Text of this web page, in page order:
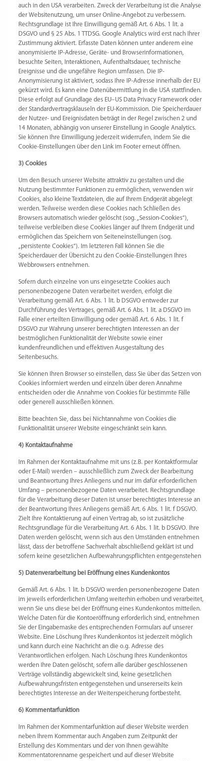
auch in den USA verarbeiten. Zweck der Verarbeitung ist die Analyse
der Websitenutzung, um unser Online-Angebot zu verbessern.
Rechtsgrundlage ist Ihre Einwilligung gemäß Art. 6 Abs. 1 lit. a
DSGVO und § 25 Abs. 1 TTDSG. Google Analytics wird erst nach Ihrer
Zustimmung aktiviert. Erfasste Daten können unter anderem eine
anonymisierte IP-Adresse, Geräte- und Browserinformationen,
besuchte Seiten, Interaktionen, Aufenthaltsdauer, technische
Ereignisse und die ungefähre Region umfassen. Die IP-
Anonymisierung ist aktiviert, sodass Ihre IP-Adresse innerhalb der EU
gekürzt wird. Es kann eine Datenübermittlung in die USA stattfinden.
Diese erfolgt auf Grundlage des EU–US Data Privacy Framework oder
der Standardvertragsklauseln der EU-Kommission. Die Speicherdauer
der Nutzer- und Ereignisdaten beträgt in der Regel zwischen 2 und
14 Monaten, abhängig von unserer Einstellung in Google Analytics.
Sie können Ihre Einwilligung jederzeit widerrufen, indem Sie die
Cookie-Einstellungen über den Link im Footer erneut öffnen.
3) Cookies
Um den Besuch unserer Website attraktiv zu gestalten und die
Nutzung bestimmter Funktionen zu ermöglichen, verwenden wir
Cookies, also kleine Textdateien, die auf Ihrem Endgerät abgelegt
werden. Teilweise werden diese Cookies nach Schließen des
Browsers automatisch wieder gelöscht (sog. „Session-Cookies“),
teilweise verbleiben diese Cookies länger auf Ihrem Endgerät und
ermöglichen das Speichern von Seiteneinstellungen (sog.
„persistente Cookies“). Im letzteren Fall können Sie die
Speicherdauer der Übersicht zu den Cookie-Einstellungen Ihres
Webbrowsers entnehmen.
Sofern durch einzelne von uns eingesetzte Cookies auch
personenbezogene Daten verarbeitet werden, erfolgt die
Verarbeitung gemäß Art. 6 Abs. 1 lit. b DSGVO entweder zur
Durchführung des Vertrages, gemäß Art. 6 Abs. 1 lit. a DSGVO im
Falle einer erteilten Einwilligung oder gemäß Art. 6 Abs. 1 lit. f
DSGVO zur Wahrung unserer berechtigten Interessen an der
bestmöglichen Funktionalität der Website sowie einer
kundenfreundlichen und effektiven Ausgestaltung des
Seitenbesuchs.
Sie können Ihren Browser so einstellen, dass Sie über das Setzen von
Cookies informiert werden und einzeln über deren Annahme
entscheiden oder die Annahme von Cookies für bestimmte Fälle
oder generell ausschließen können.
Bitte beachten Sie, dass bei Nichtannahme von Cookies die
Funktionalität unserer Website eingeschränkt sein kann.
4) Kontaktaufnahme
Im Rahmen der Kontaktaufnahme mit uns (z.B. per Kontaktformular
oder E-Mail) werden – ausschließlich zum Zweck der Bearbeitung
und Beantwortung Ihres Anliegens und nur im dafür erforderlichen
Umfang – personenbezogene Daten verarbeitet. Rechtsgrundlage
für die Verarbeitung dieser Daten ist unser berechtigtes Interesse an
der Beantwortung Ihres Anliegens gemäß Art. 6 Abs. 1 lit. f DSGVO.
Zielt Ihre Kontaktierung auf einen Vertrag ab, so ist zusätzliche
Rechtsgrundlage für die Verarbeitung Art. 6 Abs. 1 lit. b DSGVO. Ihre
Daten werden gelöscht, wenn sich aus den Umständen entnehmen
lässt, dass der betroffene Sachverhalt abschließend geklärt ist und
sofern keine gesetzlichen Aufbewahrungspflichten entgegenstehen
5) Datenverarbeitung bei Eröffnung eines Kundenkontos
Gemäß Art. 6 Abs. 1 lit. b DSGVO werden personenbezogene Daten
im jeweils erforderlichen Umfang weiterhin erhoben und verarbeitet,
wenn Sie uns diese bei der Eröffnung eines Kundenkontos mitteilen.
Welche Daten für die Kontoeröffnung erforderlich sind, entnehmen
Sie der Eingabemaske des entsprechenden Formulars auf unserer
Website. Eine Löschung Ihres Kundenkontos ist jederzeit möglich
und kann durch eine Nachricht an die o.g. Adresse des
Verantwortlichen erfolgen. Nach Löschung Ihres Kundenkontos
werden Ihre Daten gelöscht, sofern alle darüber geschlossenen
Verträge vollständig abgewickelt sind, keine gesetzlichen
Aufbewahrungsfristen entgegenstehen und unsererseits kein
berechtigtes Interesse an der Weiterspeicherung fortbesteht.
6) Kommentarfunktion
Im Rahmen der Kommentarfunktion auf dieser Website werden
neben Ihrem Kommentar auch Angaben zum Zeitpunkt der
Erstellung des Kommentars und der von Ihnen gewählte
Kommentatorenname gespeichert und auf dieser Website